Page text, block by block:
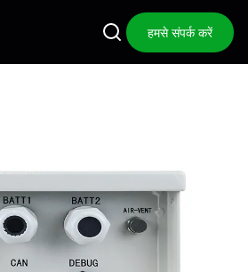
हमसे संपर्क करें